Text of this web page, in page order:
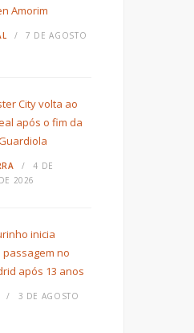
Amorim
7 DE AGOSTO
City volta ao
após o fim da
4 DE
2026
inicia
passagem no
após 13 anos
3 DE AGOSTO